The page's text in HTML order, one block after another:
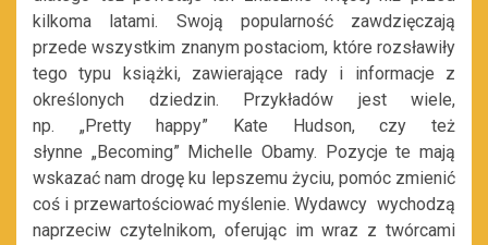
kilkoma latami. Swoją popularność zawdzięczają
przede wszystkim znanym postaciom, które rozsławiły
tego typu książki, zawierające rady i informacje z
określonych dziedzin. Przykładów jest wiele,
np. „Pretty happy” Kate Hudson, czy też
słynne „Becoming” Michelle Obamy. Pozycje te mają
wskazać nam drogę ku lepszemu życiu, pomóc zmienić
coś i przewartościować myślenie. Wydawcy wychodzą
naprzeciw czytelnikom, oferując im wraz z twórcami